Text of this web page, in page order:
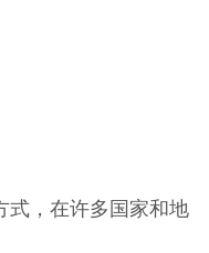
式，在许多国家和地